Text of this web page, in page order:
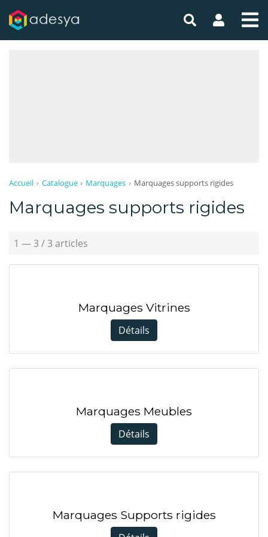
Accueil Catalogue Marquages Marquages supports rigides
Marquages supports rigides
1 — 3 / 3 articles
Marquages Vitrines
Détails
Marquages Meubles
Détails
Marquages Supports rigides